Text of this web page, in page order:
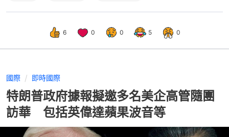
6 0 0 5 0
國際 即時國際
特朗普政府據報擬邀多名美企高管隨團
訪華 包括英偉達蘋果波音等